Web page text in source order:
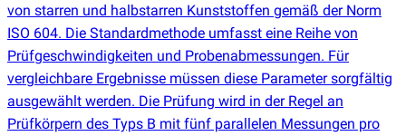
von starren und halbstarren Kunststoffen gemäß der Norm
ISO 604. Die Standardmethode umfasst eine Reihe von
Prüfgeschwindigkeiten und Probenabmessungen. Für
vergleichbare Ergebnisse müssen diese Parameter sorgfältig
ausgewählt werden. Die Prüfung wird in der Regel an
Prüfkörpern des Typs B mit fünf parallelen Messungen pro